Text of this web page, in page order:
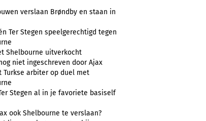
verslaan Brøndby en staan in
Ter Stegen speelgerechtigd tegen
Shelbourne uitverkocht
niet ingeschreven door Ajax
Turkse arbiter op duel met
Stegen al in je favoriete basiself
ook Shelbourne te verslaan?